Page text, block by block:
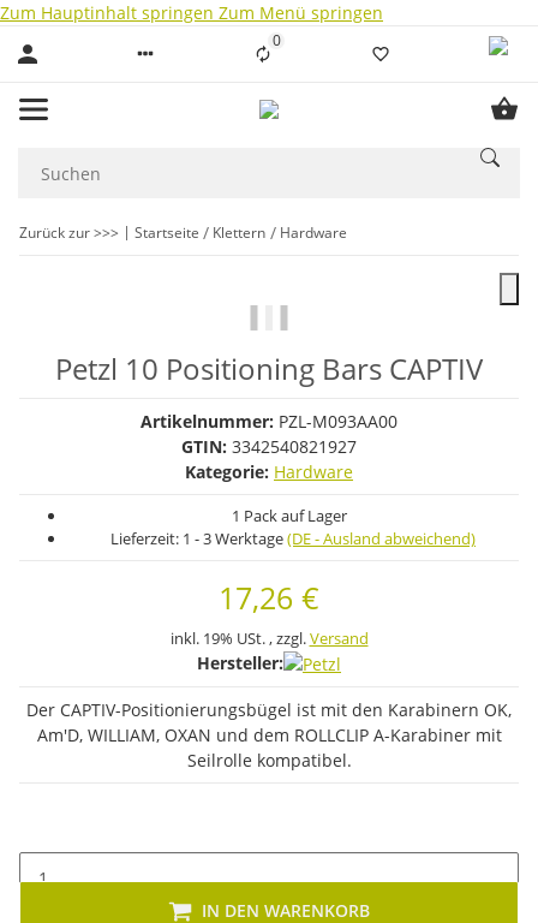
Zum Hauptinhalt springen Zum Menü springen
0Liste ist leer
Zurück zur >>> Startseite Klettern Hardware
Petzl 10 Positioning Bars CAPTIV
Artikelnummer: PZL-M093AA00
GTIN: 3342540821927
Kategorie: Hardware
1 Pack auf Lager
Lieferzeit: 1 - 3 Werktage(DE - Ausland abweichend)
17,26 €
inkl. 19% USt. , zzgl.Versand
Hersteller:
Der CAPTIV-Positionierungsbügel ist mit den Karabinern OK,
Am'D, WILLIAM, OXAN und dem ROLLCLIP A-Karabiner mit
Seilrolle kompatibel.
IN DEN WARENKORB